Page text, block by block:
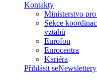
Kontakty
Ministerstvo
Sekce
vztahů
Eurofon
Eurocentra
Kariéra
Přihlásit seNewslettery